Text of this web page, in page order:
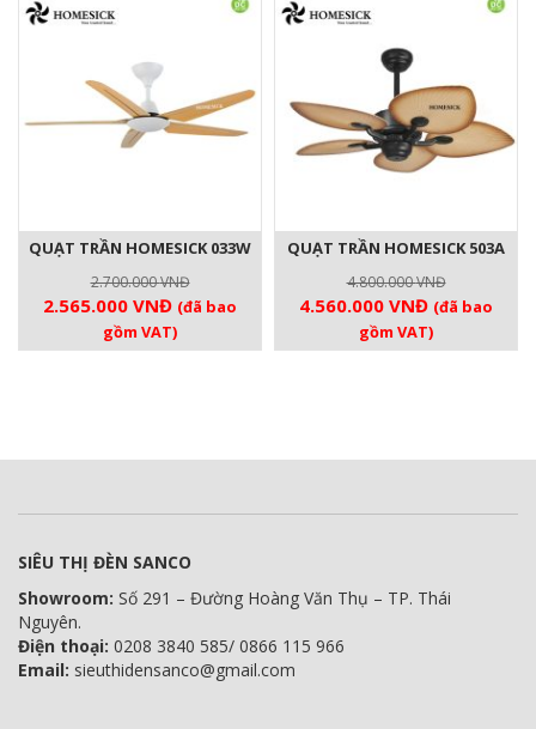
QUẠT TRẦN HOMESICK 033W
2.700.000VNĐ
Giá
là:
2.565.000 VNĐGiá
hiện
tại
(đã bao
gồm VAT)
QUẠT TRẦN HOMESICK 503A
4.800.000VNĐ
Giá
là:
4.560.000 VNĐGiá
hiện
tại
(đã bao
gồm VAT)
SIÊU THỊ ĐÈN SANCO
Showroom: Số 291 – Đường Hoàng Văn Thụ – TP. Thái
Nguyên.
Điện thoại: 0208 3840 585/ 0866 115 966
Email: sieuthidensanco@gmail.com